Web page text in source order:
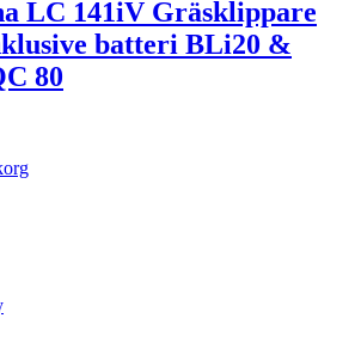
LC 141iV Gräsklippare
batteri BLi20 &
80